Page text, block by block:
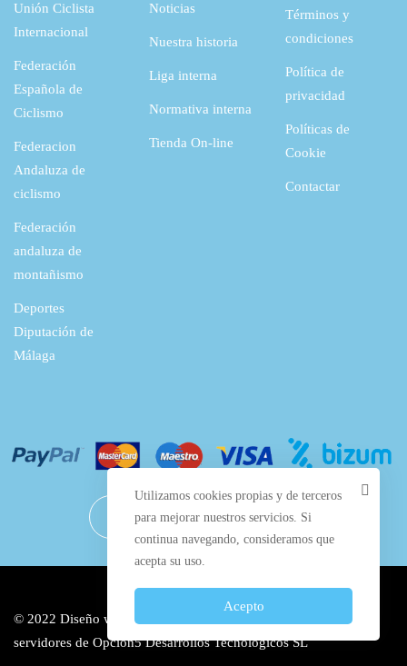
Unión Ciclista
Internacional
Federación
Española de
Ciclismo
Federacion
Andaluza de
ciclismo
Federación
andaluza de
montañismo
Deportes
Diputación de
Málaga
Noticias
Nuestra historia
Liga interna
Normativa interna
Tienda On-line
Términos y
condiciones
Política de
privacidad
Políticas de
Cookie
Contactar
© 2022 Diseño web por
y alojado en los
servidores de Opción5 Desarrollos Tecnológicos SL
Utilizamos cookies propias y de terceros
para mejorar nuestros servicios. Si
continua navegando, consideramos que
acepta su uso.
Acepto